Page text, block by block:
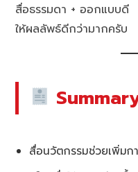
สื่อธรรมดา + ออกแบบดี
ให้ผลลัพธ์ดีกว่ามากครับ
สื่อนวัตกรรมช่วยเพิ่มก